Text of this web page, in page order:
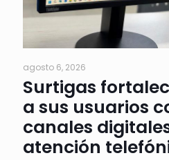
agosto 6, 2026
Surtigas
a sus usuarios
canales
atención